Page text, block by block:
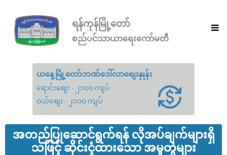
ရန်ကုန်မြို့တော်
စည်ပင်သာယာရေးကော်မတီ
ယနေ့မြို့တော်ဘဏ်ဒေါ်လာစျေးနှုန်း
ရောင်းစျေး - ၂၁၀၀ ကျပ်
ဝယ်စျေး - ၂၁၀၀ ကျပ်
အတည်ပြုဆောင်ရွက်ရန် လိုအပ်ချက်များရှိ
သဖြင့် ဆိုင်းငံ့ထားသော အမှုတွဲများ